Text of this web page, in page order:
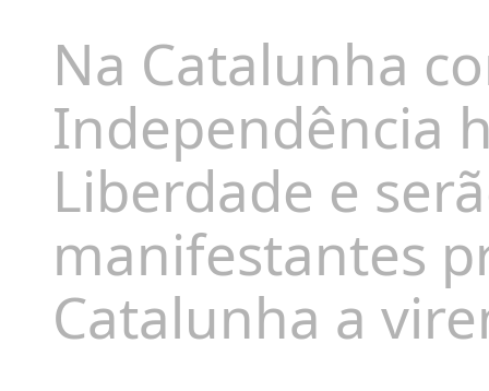
Na Catalunha
Independência
Liberdade e
manifestantes
Catalunha a